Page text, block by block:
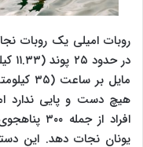
روبات امیلی یک روبات
مایل
هیچ دست و پایی ندارد
افراد از جمله ۳۰۰ پناهجوی سوری را در ساحل لسبوس (
یونان نجات دهد. این